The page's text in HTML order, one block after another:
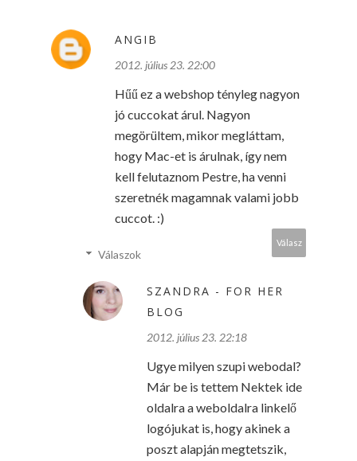
ANGIB
2012. július 23. 22:00
Hűű ez a webshop tényleg nagyon
jó cuccokat árul. Nagyon
megörültem, mikor megláttam,
hogy Mac-et is árulnak, így nem
kell felutaznom Pestre, ha venni
szeretnék magamnak valami jobb
cuccot. :)
Válasz
Válaszok
SZANDRA - FOR HER
BLOG
2012. július 23. 22:18
Ugye milyen szupi webodal?
Már be is tettem Nektek ide
oldalra a weboldalra linkelő
logójukat is, hogy akinek a
poszt alapján megtetszik,